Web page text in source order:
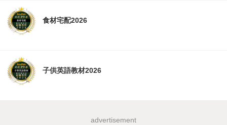
食材宅配2026
子供英語教材2026
advertisement